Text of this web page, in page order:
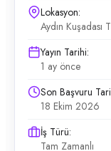
Lokasyon:
Aydın Kuşadası
Yayın Tarihi:
1 ay önce
Son Başvuru
18 Ekim 2026
İş Türü:
Tam Zamanlı